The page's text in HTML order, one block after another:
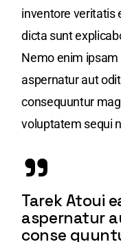
inventore veritatis
dicta sunt
Nemo enim
aspernatur aut
consequuntur
voluptatem sequi
Tarek Atoui
aspernatur
conse